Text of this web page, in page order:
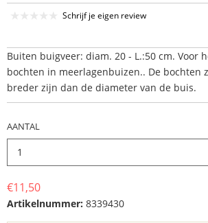
Schrijf je eigen review
Buiten buigveer: diam. 20 - L.:50 cm. Voor
bochten in meerlagenbuizen.. De bochten
breder zijn dan de diameter van de buis.
AANTAL
€11,50
Artikelnummer: 8339430